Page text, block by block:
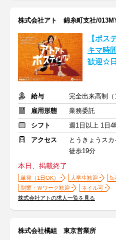
株式会社アト 錦糸町支社/
【ポス
キマ時
歓迎☆
給与
完全出来高制（
雇用形態
業務委託
シフト
週1日以上 1日4
アクセス
とうきょうス
徒歩19分
本日、掲載終了
単発（1日OK） 大学生歓迎
短
副業・Ｗワーク歓迎
ネイル可
株式会社アトの求人一覧を見る
株式会社橘組 東京営業所